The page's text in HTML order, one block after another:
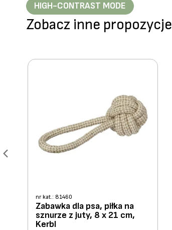
HIGH-CONTRAST MODE
Zobacz inne propozycje
nr kat.: 81460
Zabawka dla psa, piłka na
sznurze z juty, 8 x 21 cm,
Kerbl